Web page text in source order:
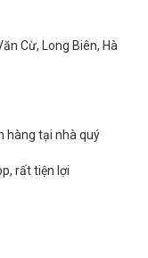
Cừ, Long Biên, Hà
hàng tại nhà quý
rất tiện lợi